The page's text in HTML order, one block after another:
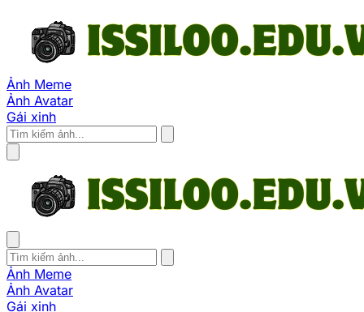
Ảnh Meme
Ảnh Avatar
Gái xinh
Ảnh Meme
Ảnh Avatar
Gái xinh